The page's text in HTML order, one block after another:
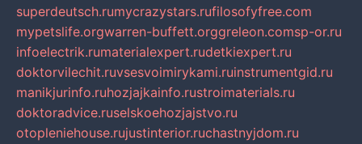
superdeutsch.rumycrazystars.rufilosofyfree.com
mypetslife.orgwarren-buffett.orggreleon.comsp-or.ru
infoelectrik.rumaterialexpert.rudetkiexpert.ru
doktorvilechit.ruvsesvoimirykami.ruinstrumentgid.ru
manikjurinfo.ruhozjajkainfo.rustroimaterials.ru
doktoradvice.ruselskoehozjajstvo.ru
otopleniehouse.rujustinterior.ruchastnyjdom.ru